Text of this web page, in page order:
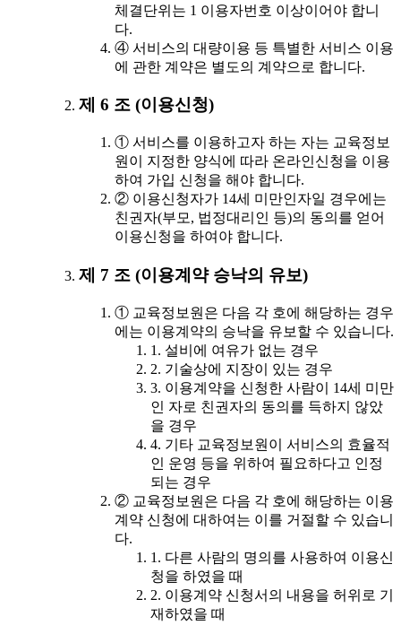
체결단위는 1 이용자번호 이상이어야 합니
다.
④ 서비스의 대량이용 등 특별한 서비스 이용
에 관한 계약은 별도의 계약으로 합니다.
제 6 조 (이용신청)
① 서비스를 이용하고자 하는 자는 교육정보
원이 지정한 양식에 따라 온라인신청을 이용
하여 가입 신청을 해야 합니다.
② 이용신청자가 14세 미만인자일 경우에는
친권자(부모, 법정대리인 등)의 동의를 얻어
이용신청을 하여야 합니다.
제 7 조 (이용계약 승낙의 유보)
① 교육정보원은 다음 각 호에 해당하는 경우
에는 이용계약의 승낙을 유보할 수 있습니다.
1. 설비에 여유가 없는 경우
2. 기술상에 지장이 있는 경우
3. 이용계약을 신청한 사람이 14세 미만
인 자로 친권자의 동의를 득하지 않았
을 경우
4. 기타 교육정보원이 서비스의 효율적
인 운영 등을 위하여 필요하다고 인정
되는 경우
② 교육정보원은 다음 각 호에 해당하는 이용
계약 신청에 대하여는 이를 거절할 수 있습니
다.
1. 다른 사람의 명의를 사용하여 이용신
청을 하였을 때
2. 이용계약 신청서의 내용을 허위로 기
재하였을 때